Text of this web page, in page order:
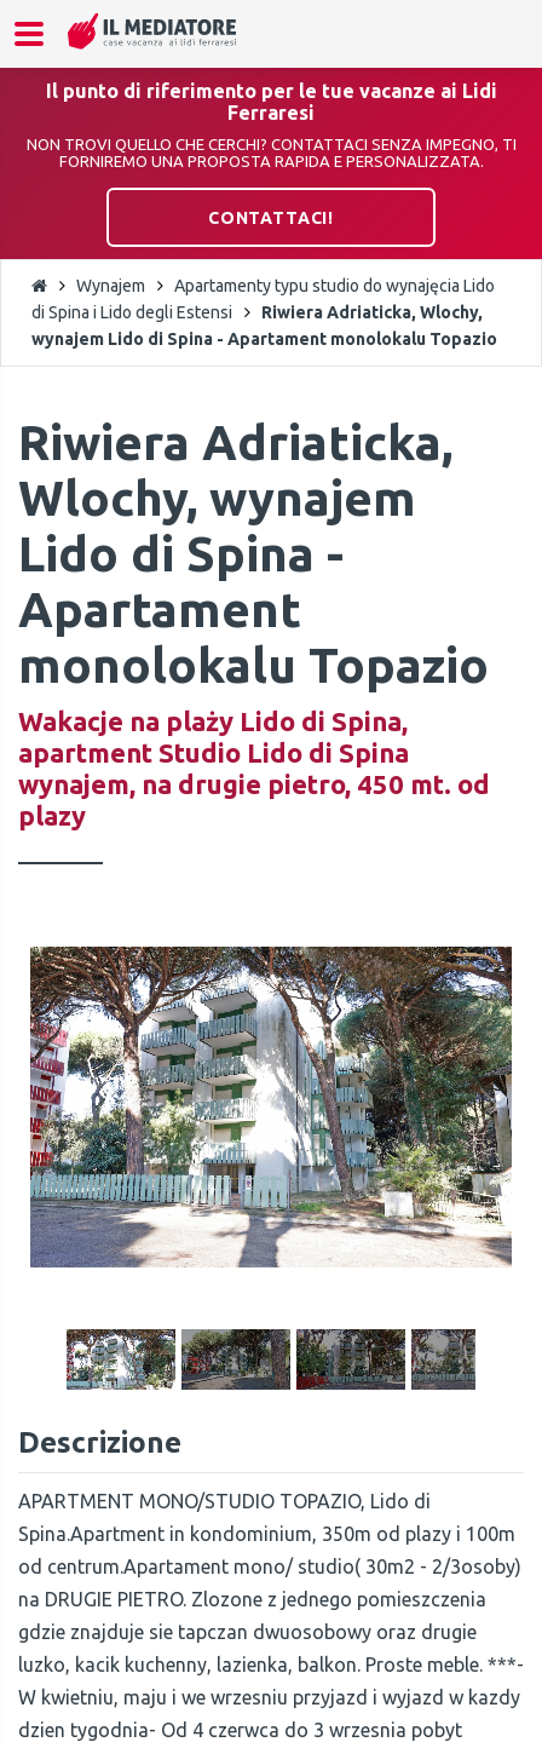
Il punto di riferimento per le tue vacanze ai Lidi
Ferraresi
NON TROVI QUELLO CHE CERCHI? CONTATTACI SENZA IMPEGNO, TI
FORNIREMO UNA PROPOSTA RAPIDA E PERSONALIZZATA.
CONTATTACI!
Wynajem
Apartamenty typu studio do wynajęcia Lido
di Spina i Lido degli Estensi
Riwiera Adriaticka, Wlochy,
wynajem Lido di Spina - Apartament monolokalu Topazio
Riwiera Adriaticka,
Wlochy, wynajem
Lido di Spina -
Apartament
monolokalu Topazio
Wakacje na plaży Lido di Spina,
apartment Studio Lido di Spina
wynajem, na drugie pietro, 450 mt. od
plazy
Descrizione
APARTMENT MONO/STUDIO TOPAZIO, Lido di
Spina.Apartment in kondominium, 350m od plazy i 100m
od centrum.Apartament mono/ studio( 30m2 - 2/3osoby)
na DRUGIE PIETRO. Zlozone z jednego pomieszczenia
gdzie znajduje sie tapczan dwuosobowy oraz drugie
luzko, kacik kuchenny, lazienka, balkon. Proste meble. ***-
W kwietniu, maju i we wrzesniu przyjazd i wyjazd w kazdy
dzien tygodnia- Od 4 czerwca do 3 wrzesnia pobyt